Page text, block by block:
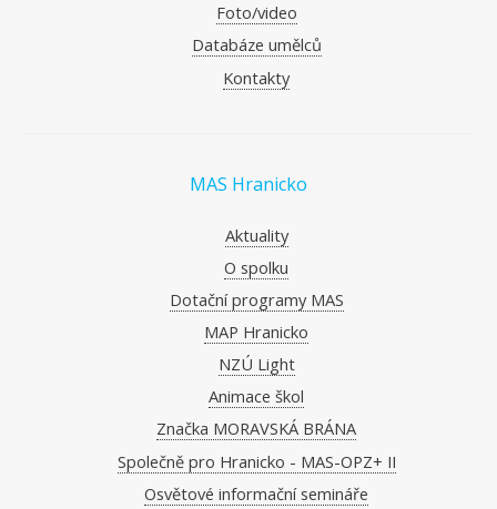
Foto/video
Databáze umělců
Kontakty
MAS Hranicko
Aktuality
O spolku
Dotační programy MAS
MAP Hranicko
NZÚ Light
Animace škol
Značka MORAVSKÁ BRÁNA
Společně pro Hranicko - MAS-OPZ+ II
Osvětové informační semináře